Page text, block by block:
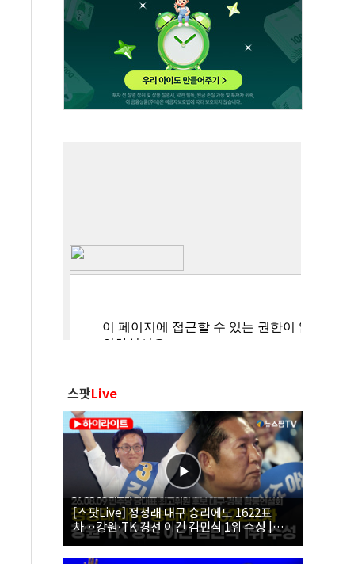
스팟Live
[스팟Live] 정청래 대구 승리에도 1622표
차…강원·TK 경선 이긴 김민석 1위 수성 |
26.08.09 더불어민주당 당대표·최고위원 후
보 대구·경북 합동연설회